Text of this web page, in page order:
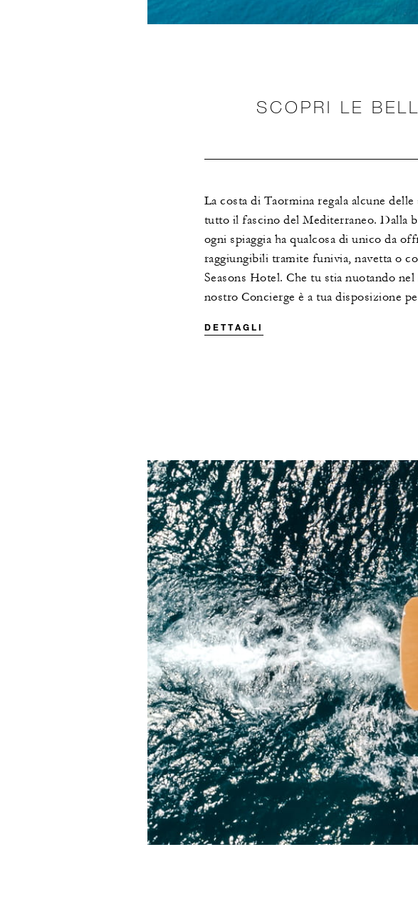
SCOPRI LE
La costa di Taormina regala alcune
tutto il fascino del Mediterraneo. Dalla
ogni spiaggia ha qualcosa di unico da
raggiungibili tramite funivia, navetta o
Seasons Hotel. Che tu stia nuotando
nostro Concierge è a tua disposizione
DETTAGLI